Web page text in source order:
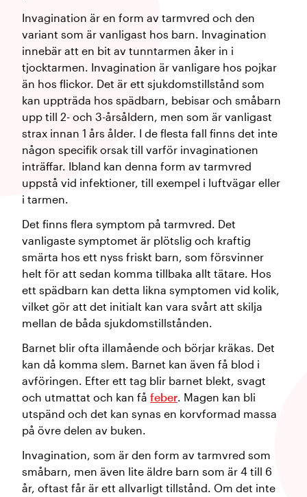
Invagination är en form av tarmvred och den
variant som är vanligast hos barn. Invagination
innebär att en bit av tunntarmen åker in i
tjocktarmen. Invagination är vanligare hos pojkar
än hos flickor. Det är ett sjukdomstillstånd som
kan uppträda hos spädbarn, bebisar och småbarn
upp till 2- och 3-årsåldern, men som är vanligast
strax innan 1 års ålder. I de flesta fall finns det inte
någon specifik orsak till varför invaginationen
inträffar. Ibland kan denna form av tarmvred
uppstå vid infektioner, till exempel i luftvägar eller
i tarmen.
Det finns flera symptom på tarmvred. Det
vanligaste symptomet är plötslig och kraftig
smärta hos ett nyss friskt barn, som försvinner
helt för att sedan komma tillbaka allt tätare. Hos
ett spädbarn kan detta likna symptomen vid kolik,
vilket gör att det initialt kan vara svårt att skilja
mellan de båda sjukdomstillstånden.
Barnet blir ofta illamående och börjar kräkas. Det
kan då komma slem. Barnet kan även få blod i
avföringen. Efter ett tag blir barnet blekt, svagt
och utmattat och kan få feber. Magen kan bli
utspänd och det kan synas en korvformad massa
på övre delen av buken.
Invagination, som är den form av tarmvred som
småbarn, men även lite äldre barn som är 4 till 6
år, oftast får är ett allvarligt tillstånd. Om det inte